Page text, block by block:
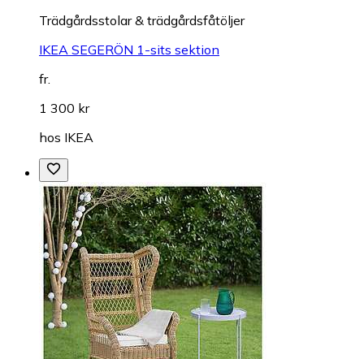
Trädgårdsstolar & trädgårdsfåtöljer
IKEA SEGERÖN 1-sits sektion
fr.
1 300 kr
hos IKEA